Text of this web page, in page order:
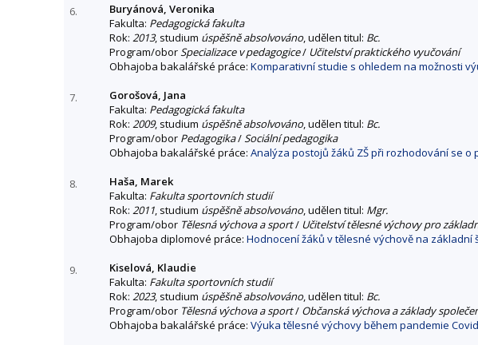
6.
Buryánová, Veronika
Fakulta: Pedagogická fakulta
Rok: 2013, studium úspěšně absolvováno, udělen titul: Bc.
Program/oborSpecializace v pedagogice/ Učitelství praktického vyučování
Obhajoba bakalářské práce: Komparativní studie s ohledem na možnosti
7.
Gorošová, Jana
Fakulta: Pedagogická fakulta
Rok: 2009, studium úspěšně absolvováno, udělen titul: Bc.
Program/obor Pedagogika/Sociální pedagogika
Obhajoba bakalářské práce: Analýza postojů žáků ZŠ při rozhodování se o
8.
Haša, Marek
Fakulta: Fakulta sportovních studií
Rok: 2011, studium úspěšně absolvováno, udělen titul: Mgr.
Program/obor Tělesná výchova a sport/ Učitelství tělesné výchovy pro
Obhajoba diplomové práce: Hodnocení žáků v tělesné výchově na základní
9.
Kiselová, Klaudie
Fakulta: Fakulta sportovních studií
Rok: 2023, studium úspěšně absolvováno, udělen titul: Bc.
Program/obor Tělesná výchova a sport/ Občanská výchova a základy
Obhajoba bakalářské práce: Výuka tělesné výchovy během pandemie